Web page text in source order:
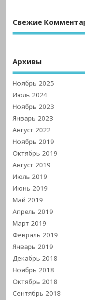
Свежие
Архивы
Ноябрь 2025
Июль 2024
Ноябрь 2023
Январь 2023
Август 2022
Ноябрь 2019
Октябрь 2019
Август 2019
Июль 2019
Июнь 2019
Май 2019
Апрель 2019
Март 2019
Февраль 2019
Январь 2019
Декабрь 2018
Ноябрь 2018
Октябрь 2018
Сентябрь 2018